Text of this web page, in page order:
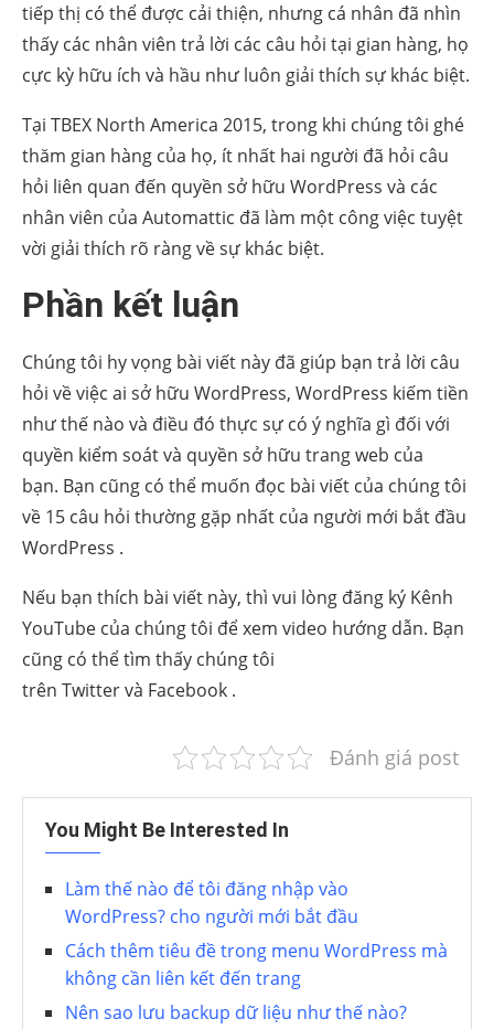
tiếp thị có thể được cải thiện, nhưng cá nhân đã nhìn
thấy các nhân viên trả lời các câu hỏi tại gian hàng, họ
cực kỳ hữu ích và hầu như luôn giải thích sự khác biệt.
Tại TBEX North America 2015, trong khi chúng tôi ghé
thăm gian hàng của họ, ít nhất hai người đã hỏi câu
hỏi liên quan đến quyền sở hữu WordPress và các
nhân viên của Automattic đã làm một công việc tuyệt
vời giải thích rõ ràng về sự khác biệt.
Phần kết luận
Chúng tôi hy vọng bài viết này đã giúp bạn trả lời câu
hỏi về việc ai sở hữu WordPress, WordPress kiếm tiền
như thế nào và điều đó thực sự có ý nghĩa gì đối với
quyền kiểm soát và quyền sở hữu trang web của
bạn. Bạn cũng có thể muốn đọc bài viết của chúng tôi
về 15 câu hỏi thường gặp nhất của người mới bắt đầu
WordPress .
Nếu bạn thích bài viết này, thì vui lòng đăng ký Kênh
YouTube của chúng tôi để xem video hướng dẫn. Bạn
cũng có thể tìm thấy chúng tôi
trên Twitter và Facebook .
Đánh giá post
You Might Be Interested In
Làm thế nào để tôi đăng nhập vào
WordPress? cho người mới bắt đầu
Cách thêm tiêu đề trong menu WordPress mà
không cần liên kết đến trang
Nên sao lưu backup dữ liệu như thế nào?